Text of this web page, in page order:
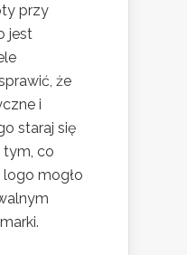
przy
jest
że
i
staraj się
tym, co
logo mogło